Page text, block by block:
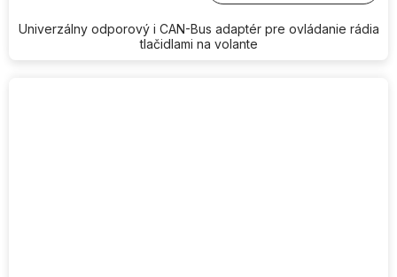
Univerzálny odporový i CAN-Bus adaptér pre ovládanie rádia
tlačidlami na volante